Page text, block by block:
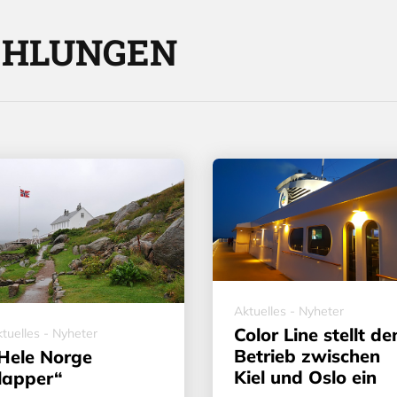
- Nyheter
Norge
Aktuelles - Nyheter
Color Line stellt
Betrieb zwischen
Kiel und Oslo ein